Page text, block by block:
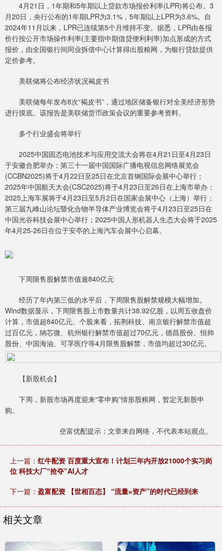
4月21日，1年期和5年期以上贷款市场报价利率(LPR)将公布。3
月20日，央行公布的1年期LPR为3.1%，5年期以上LPR为3.6%。自
2024年11月以来，LPR已连续第5个月维持不变。据悉，LPR由各报
价行按公开市场操作利率(主要指中期借贷便利利率)加点形成的方式
报价，由全国银行间同业拆借中心计算得出股粮网，为银行贷款提供
定价参考。
美联储将公布经济状况褐皮书
美联储每年发布8次“褐皮书”，通过地区储备银行对全美经济形势
进行摸底。该报告是美联储货币政策会议的重要参考资料。
多个行业盛会将举行
2025中国固态电池技术与应用交流大会将在4月21日至4月23日
于安徽合肥举办；第三十一届中国国际广播电视信息网络展览会
(CCBN2025)将于4月22日至25日在北京首钢国际会展中心举行；
2025年中国航天大会(CSC2025)将于4月23日至26日在上海市举办；
2025上海车展将于4月23日至5月2日在国家会展中心（上海）举行；
第三届九峰山论坛暨化合物半导体产业博览会将于4月23日至25日在
中国光谷科技会展中心举行；2025中国人形机器人生态大会将于2025
年4月25-26日在位于安亭的上海汽车会展中心启幕。
下周限售股解禁市值逾840亿元
经历了年内第三低的水平后，下周限售股解禁规模大幅增加。
Wind数据显示，下周限售股上市数量共计38.92亿股，以周五收盘价
计算，市值超840亿元。个股来看，拓荆科技、南京银行解禁市值超
过百亿元，纳芯微、杭州银行解禁市值超过70亿元，德昌股份、恒帅
股份、中国海油、可孚医疗等4月限售股解禁，市值均超过30亿元。
【新股机会】
下周，新股市场再度迎来“零申购”情形股粮网，暂定无新股申
购。
垒富优配提示：文章来自网络，不代表本站观点。
上一篇： 红牛配资 百度重大宣布！计划三年内开放21000个实习岗
位 科技大厂“抢夺”AI人才
下一篇： 盈富配资 【世相百态】 “流量=资产”的时代已经到来
相关文章